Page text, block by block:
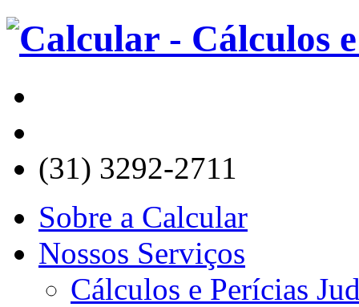
(31) 3292-2711
Sobre a Calcular
Nossos Serviços
Cálculos e Perícias